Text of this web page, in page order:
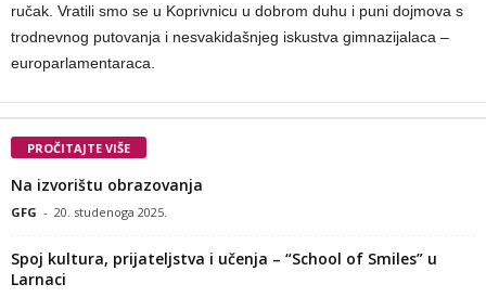
ručak. Vratili smo se u Koprivnicu u dobrom duhu i puni dojmova s
trodnevnog putovanja i nesvakidašnjeg iskustva gimnazijalaca –
europarlamentaraca.
PROČITAJTE VIŠE
Na izvorištu obrazovanja
GFG - 20. studenoga 2025.
Spoj kultura, prijateljstva i učenja – “School of Smiles” u
Larnaci